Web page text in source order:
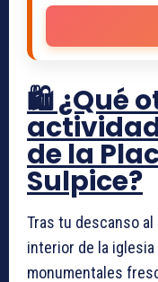
🛍️ ¿Qué
de la
Sulpice?
Tras tu descanso
interior de la
monumentales